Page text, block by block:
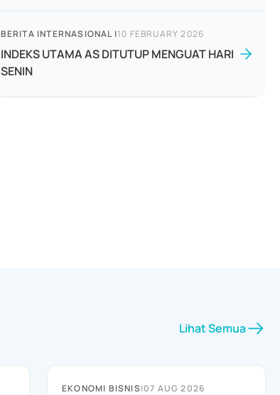
BERITA INTERNASIONAL |10 FEBRUARY 2026
INDEKS UTAMA AS DITUTUP MENGUAT HARI
SENIN
Lihat Semua
EKONOMI BISNIS|07 AUG 2026